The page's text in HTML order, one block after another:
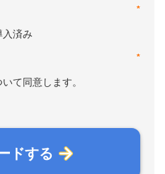
*
入済み
*
て同意します。
ドする